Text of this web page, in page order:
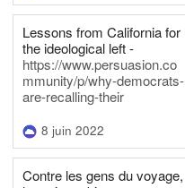
Lessons from California for
the ideological left -
https://www.persuasion.co
mmunity/p/why-democrats-
are-recalling-their
8 juin 2022
Contre les gens du voyage,